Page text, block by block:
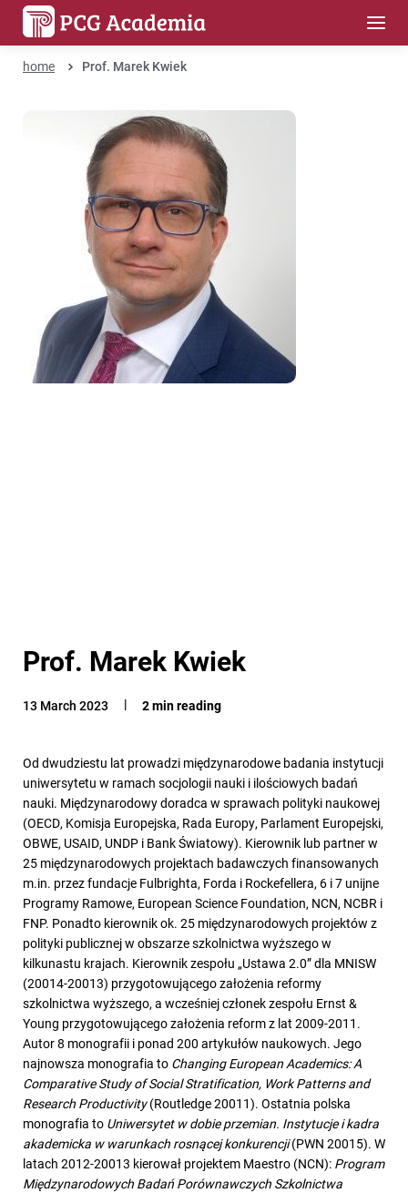
home Prof. Marek Kwiek
Prof. Marek Kwiek
13 March 2023 2 min reading
Od dwudziestu lat prowadzi międzynarodowe badania instytucji
uniwersytetu w ramach socjologii nauki i ilościowych badań
nauki. Międzynarodowy doradca w sprawach polityki naukowej
(OECD, Komisja Europejska, Rada Europy, Parlament Europejski,
OBWE, USAID, UNDP i Bank Światowy). Kierownik lub partner w
25 międzynarodowych projektach badawczych finansowanych
m.in. przez fundacje Fulbrighta, Forda i Rockefellera, 6 i 7 unijne
Programy Ramowe, European Science Foundation, NCN, NCBR i
FNP. Ponadto kierownik ok. 25 międzynarodowych projektów z
polityki publicznej w obszarze szkolnictwa wyższego w
kilkunastu krajach. Kierownik zespołu „Ustawa 2.0” dla MNISW
(20014-20013) przygotowującego założenia reformy
szkolnictwa wyższego, a wcześniej członek zespołu Ernst &
Young przygotowującego założenia reform z lat 2009-2011.
Autor 8 monografii i ponad 200 artykułów naukowych. Jego
najnowsza monografia to Changing European Academics: A
Comparative Study of Social Stratification, Work Patterns and
Research Productivity(Routledge 20011). Ostatnia polska
monografia to Uniwersytet w dobie przemian. Instytucje i kadra
akademicka w warunkach rosnącej konkurencji(PWN 20015). W
latach 2012-20013 kierował projektem Maestro (NCN): Program
Międzynarodowych Badań Porównawczych Szkolnictwa